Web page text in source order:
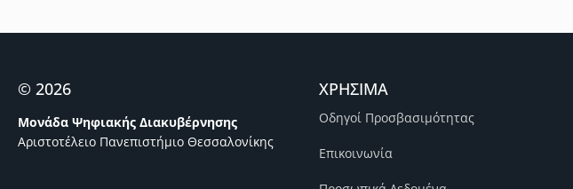
© 2026
Μονάδα Ψηφιακής Διακυβέρνησης
Αριστοτέλειο Πανεπιστήμιο Θεσσαλονίκης
ΧΡΗΣΙΜΑ
Οδηγοί Προσβασιμότητας
Επικοινωνία